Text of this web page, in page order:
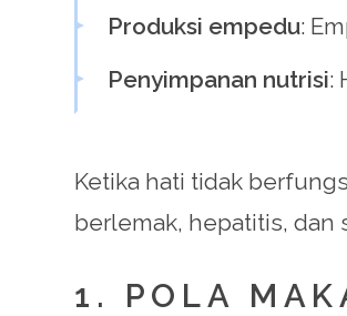
Produksi empedu:
Penyimpanan nutrisi:
Ketika hati tidak
berlemak, hepatitis, dan
1. POLA